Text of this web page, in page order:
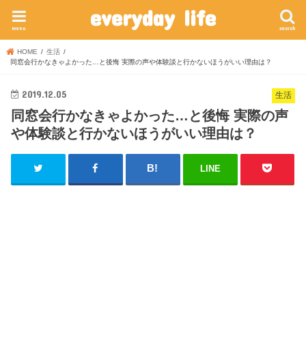
everyday life search
menu
HOME
生活
同窓会行かなきゃよかった…と後悔 実際の声や体験談と行かないほうがいい理由は？
生活
2019.12.05
同窓会行かなきゃよかった…と後悔 実際の声
や体験談と行かないほうがいい理由は？
LINE